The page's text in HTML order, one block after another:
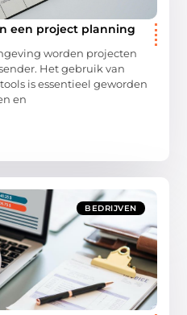
een project planning
worden projecten
Het gebruik van
is essentieel geworden
en
BEDRIJVEN